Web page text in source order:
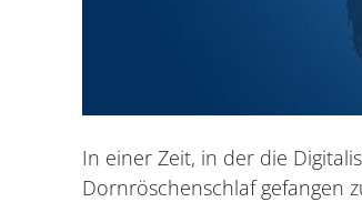
In einer Zeit, in der die
Dornröschenschlaf gefangen